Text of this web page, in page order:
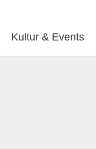
Kultur & Events